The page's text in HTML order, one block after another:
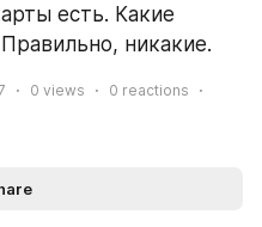
есть. Какие
никакие.
0 views 0 reactions